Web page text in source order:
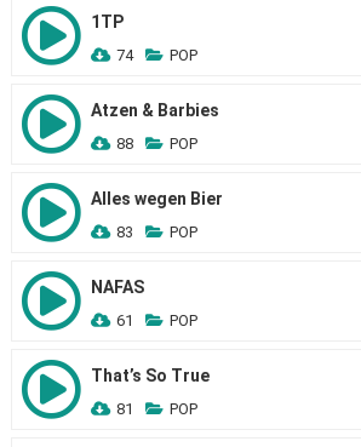
1TP
74 POP
Atzen & Barbies
88 POP
Alles wegen Bier
83 POP
NAFAS
61 POP
That’s So True
81 POP